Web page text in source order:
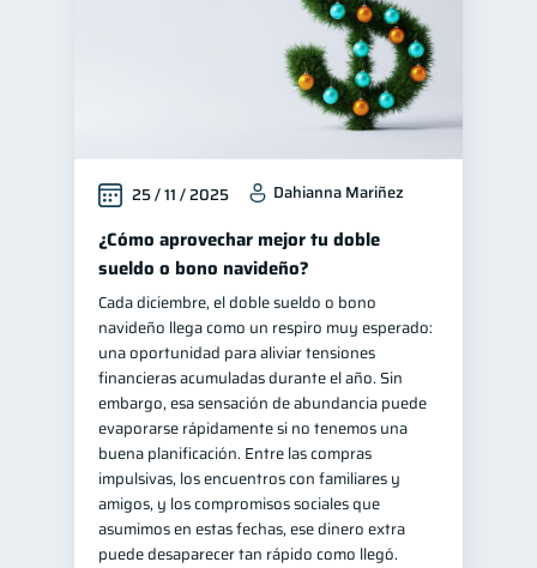
25 / 11 / 2025 Dahianna Mariñez
¿Cómo aprovechar mejor tu doble
sueldo o bono navideño?
Cada diciembre, el doble sueldo o bono
navideño llega como un respiro muy esperado:
una oportunidad para aliviar tensiones
financieras acumuladas durante el año. Sin
embargo, esa sensación de abundancia puede
evaporarse rápidamente si no tenemos una
buena planificación. Entre las compras
impulsivas, los encuentros con familiares y
amigos, y los compromisos sociales que
asumimos en estas fechas, ese dinero extra
puede desaparecer tan rápido como llegó.